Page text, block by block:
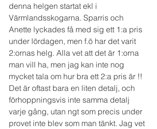
denna helgen startat ekl i
Värmlandsskogarna. Sparris och
Anette lyckades få med sig ett 1:a pris
under lördagen, men f.ö har det varit
2:ornas helg. Alla vet att det är 1:orna
man vill ha, men jag kan inte nog
mycket tala om hur bra ett 2:a pris är !!
Det är oftast bara en liten detalj, och
förhoppningsvis inte samma detalj
varje gång, utan ngt som precis under
provet inte blev som man tänkt. Jag vet